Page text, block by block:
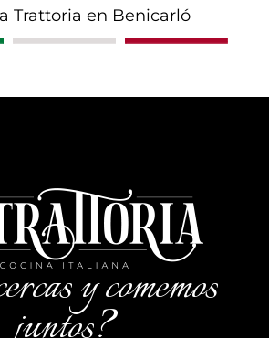
Trattoria en Benicarló
y comemos